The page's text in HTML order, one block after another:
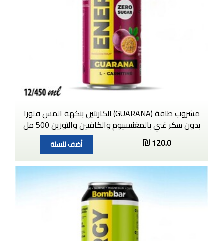
مشروب طاقة (GUARANA) الكارنتين بنكهة المس فلورا
بدون سكر غني بالمغنيسيوم والكافيين والتورين 500 مل
120.0
أضف للسلة